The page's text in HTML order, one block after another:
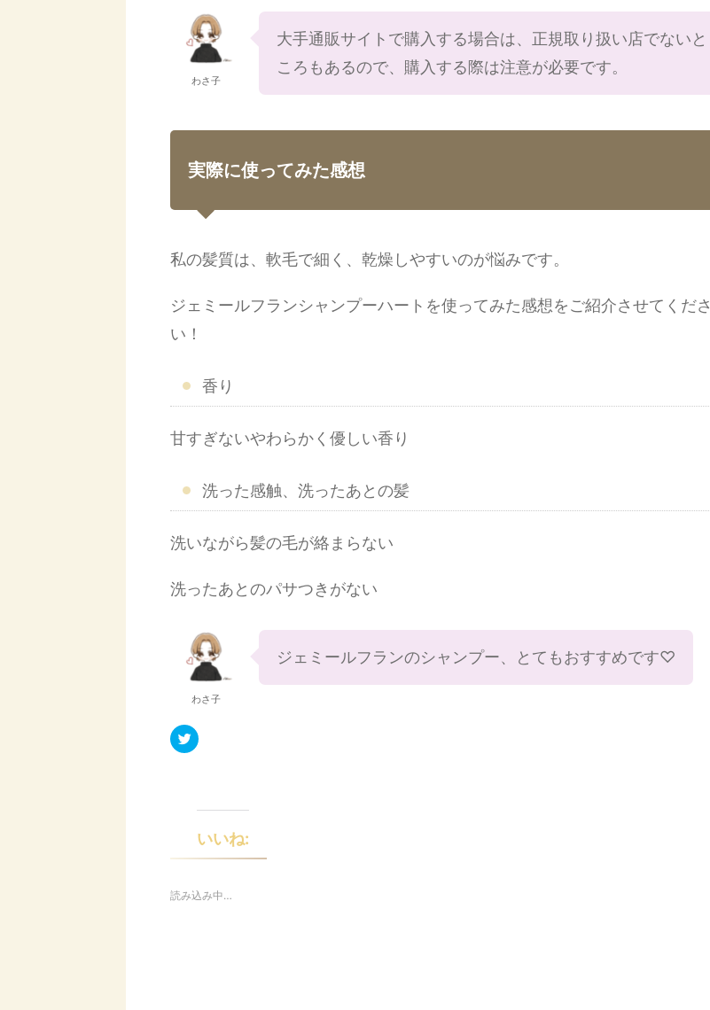
わさ子
大手通販サイトで購入する場合は、正規取り扱い店でないと
ころもあるので、購入する際は注意が必要です。
実際に使ってみた感想
私の髪質は、軟毛で細く、乾燥しやすいのが悩みです。
ジェミールフランシャンプーハートを使ってみた感想をご紹介させてくださ
い！
香り
甘すぎないやわらかく優しい香り
洗った感触、洗ったあとの髪
洗いながら髪の毛が絡まらない
洗ったあとのパサつきがない
わさ子
ジェミールフランのシャンプー、とてもおすすめです♡
ク
リ
w
r
有
いいね:
読み込み中…